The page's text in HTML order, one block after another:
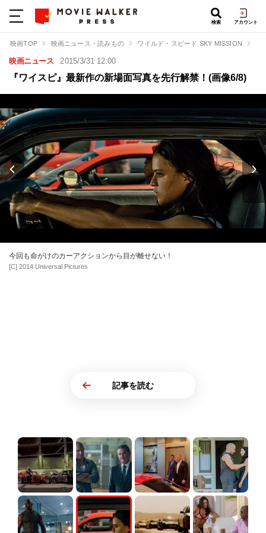
検索 アカウント
映画TOP 映画ニュース・読みもの ワイルド・スピード SKY MISSION
映画ニュース 2015/3/31 12:00
『ワイスピ』最新作の新場面写真を先行解禁！(画像6/8)
今回も命がけのカーアクションから目が離せない！
[C] 2014 Universal Pictures
記事を読む